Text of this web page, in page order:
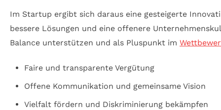
Im Startup ergibt sich daraus eine gesteigerte
bessere Lösungen und eine offenere
Balance unterstützen und als Pluspunkt im
Faire und transparente Vergütung
Offene Kommunikation und gemeinsame Vision
Vielfalt fördern und Diskriminierung bekämpfen